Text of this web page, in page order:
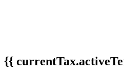
{{